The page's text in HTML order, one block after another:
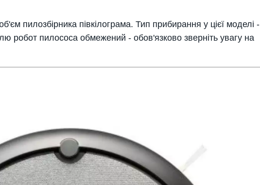
пилозбірника півкілограма. Тип прибирання у цієї моделі -
робот пилососа обмежений - обов'язково зверніть увагу на